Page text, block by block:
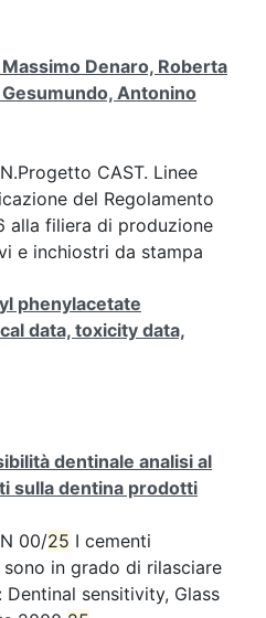
Denaro, Roberta
Gesumundo, Antonino
CAST. Linee
del Regolamento
alla filiera di produzione
e inchiostri da stampa
phenylacetate
data, toxicity data,
dentinale analisi al
sulla dentina prodotti
00/25 I cementi
in grado di rilasciare
Dentinal sensitivity, Glass